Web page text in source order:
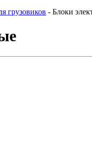
грузовиков - Блоки